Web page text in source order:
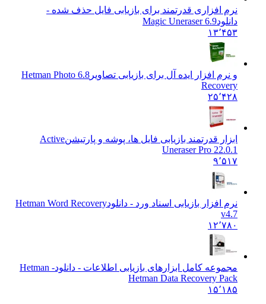
نرم افزاری قدرتمند برای بازیابی فایل حذف شده -
دانلودMagic Uneraser 6.9
۱۳٬۴۵۳
و نرم افزار ایده آل برای بازیابی تصاویر
6.8 Hetman Photo
Recovery
۲۵٬۴۲۸
ابزار قدرتمند بازیابی فایل ها، پوشه و پارتیشنActive
Uneraser Pro 22.0.1
۹٬۵۱۷
نرم افزار بازیابی اسناد ورد - دانلودHetman Word Recovery
v4.7
۱۲٬۷۸۰
مجموعه کامل ابزارهای بازیابی اطلاعات - دانلودHetman -
Hetman Data Recovery Pack
۱۵٬۱۸۵